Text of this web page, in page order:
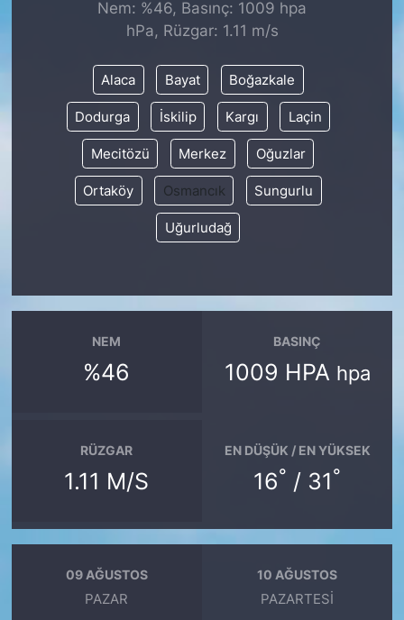
Nem: %46, Basınç: 1009 hpa
hPa, Rüzgar: 1.11 m/s
Alaca Bayat Boğazkale
Dodurga İskilip Kargı Laçin
Mecitözü Merkez Oğuzlar
Ortaköy Osmancık Sungurlu
Uğurludağ
NEM
%46
BASINÇ
1009 HPA hpa
RÜZGAR
1.11 M/S
EN DÜŞÜK / EN YÜKSEK
16° / 31°
09 AĞUSTOS
PAZAR
10 AĞUSTOS
PAZARTESI
KONGRE HABERLERİ
KONGRE TAKVİMİ
RÖPORTAJLAR
BİYOGRAFİLER